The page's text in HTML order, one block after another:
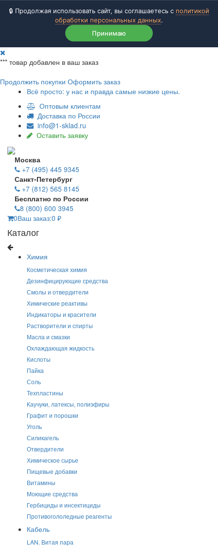
🔒 Продолжая использовать сайт, вы соглашаетесь с политикой
обработки персональных данных.
Принимаю
*** товар добавлен в ваш заказ
Продолжить покупки Оформить заказ
Всё просто: у нас и правда самые низкие цены.
Оптовым клиентам
Доставка по России
info@1-sklad.ru
Оставить заявку
Москва
+7 (495) 445 9345
Санкт-Петербург
+7 (812) 565 8145
Бесплатно по России
8 (800) 600 3945
0Ваш заказ:0 ₽
Каталог
Химия
Косметическая химия
Дезинфицирующие средства
Смолы и отвердители
Химические реактивы
Индикаторы и красители
Растворители и спирты
Масла и смазки
Охлаждающая жидкость
Кислоты
Пайка
Соль
Техпластины
Каучуки, латексы, полиэфиры
Графит и порошки
Уголь
Силикагель
Отвердители
Химическое сырье
Пищевые добавки
Витамины
Моющие средства
Гербициды и инсектициды
Противогололедные реагенты
Кабель
LAN. Витая пара